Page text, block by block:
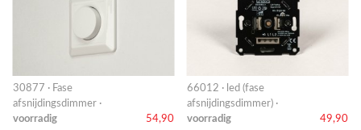
30877 · Fase
afsnijdingsdimmer ·
voorradig
54,90
66012 · led (fase
afsnijdingsdimmer) ·
voorradig
49,90